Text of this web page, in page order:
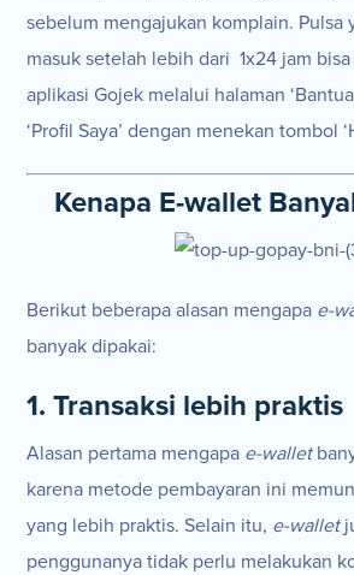
sebelum mengajukan komplain. Pulsa
masuk setelah lebih dari 1x24 jam
aplikasi Gojek melalui halaman
‘Profil Saya’ dengan menekan tombol
Kenapa E-wallet
Berikut beberapa alasan mengapa e-
banyak dipakai:
1. Transaksi lebih praktis
Alasan pertama mengapa e-wallet
karena metode pembayaran ini
yang lebih praktis. Selain itu, e-wallet
penggunanya tidak perlu melakukan